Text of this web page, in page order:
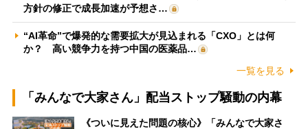
方針の修正で成長加速が予想さ…
“AI革命”で爆発的な需要拡大が見込まれる「CXO」とは何
か？ 高い競争力を持つ中国の医薬品…
一覧を見る
「みんなで大家さん」配当ストップ騒動の内幕
《ついに見えた問題の核心》「みんなで大家さ